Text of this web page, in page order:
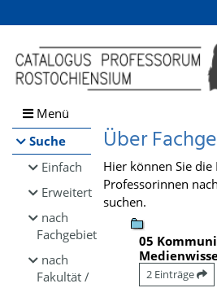
Browsen
direkt zum Inhalt
Menü
Suche
Einfach
Erweitert
nach
Fachgebiet
nach
Fakultät /
Über
Hier können Sie
Professorinnen
suchen.
05
2 Einträge